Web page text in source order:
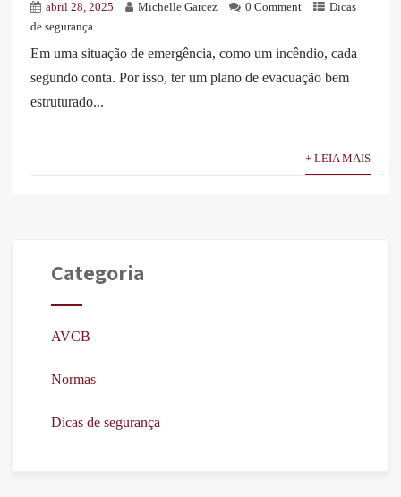
abril 28, 2025 Michelle Garcez 0 Comment
Dicas
de segurança
Em uma situação de emergência, como um incêndio, cada
segundo conta. Por isso, ter um plano de evacuação bem
estruturado...
+ LEIA MAIS
Categoria
AVCB
Normas
Dicas de segurança